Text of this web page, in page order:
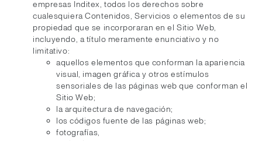
empresas Inditex, todos los derechos sobre
cualesquiera Contenidos, Servicios o elementos de su
propiedad que se incorporaran en el Sitio Web,
incluyendo, a título meramente enunciativo y no
limitativo:
aquellos elementos que conforman la apariencia
visual, imagen gráfica y otros estímulos
sensoriales de las páginas web que conforman el
Sitio Web;
la arquitectura de navegación;
los códigos fuente de las páginas web;
fotografías,